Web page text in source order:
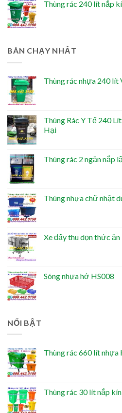
Thùng rác 240 lít nắp
BÁN CHẠY NHẤT
Thùng rác nhựa 240 lít
Thùng Rác Y Tế 240
Hại
Thùng rác 2 ngăn nắp
Thùng nhựa chữ nhật
Xe đẩy thu dọn thức
Sóng nhựa hở HS008
NỔI BẬT
Thùng rác 660 lít nhựa
Thùng rác 30 lít nắp